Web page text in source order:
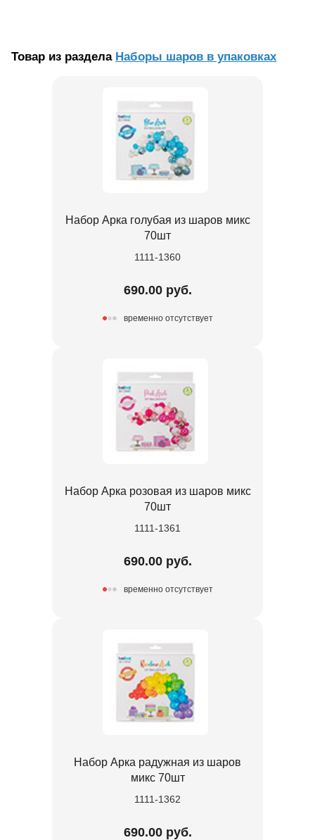
Товар из раздела Наборы шаров в упаковках
Набор Арка голубая из шаров микс
70шт
1111-1360
690.00 руб.
временно отсутствует
Набор Арка розовая из шаров микс
70шт
1111-1361
690.00 руб.
временно отсутствует
Набор Арка радужная из шаров
микс 70шт
1111-1362
690.00 руб.